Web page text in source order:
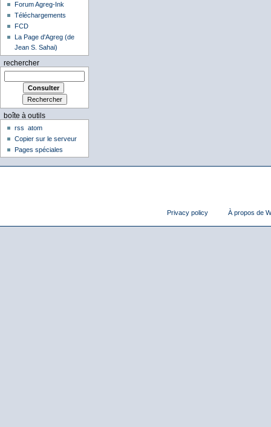
Forum Agreg-Ink
Téléchargements
FCD
La Page d'Agreg (de
Jean S. Sahai)
rechercher
boîte à outils
rss
atom
Copier sur le serveur
Pages spéciales
Privacy policy À propos de